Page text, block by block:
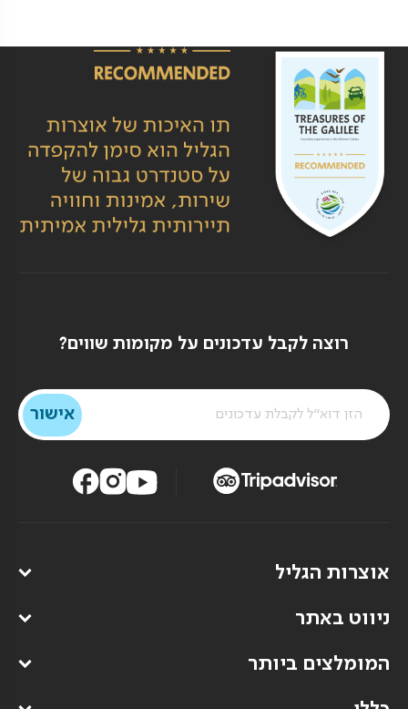
רוצה לקבל עדכונים על מקומות שווים?
אוצרות הגליל
ניווט באתר
המומלצים ביותר